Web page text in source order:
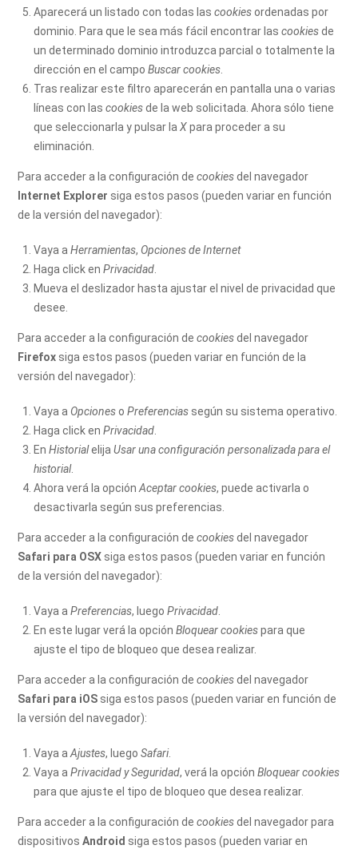
Aparecerá un listado con todas lascookiesordenadas por
dominio. Para que le sea más fácil encontrar lascookiesde
un determinado dominio introduzca parcial o totalmente la
dirección en el campoBuscar cookies
Tras realizar este filtro aparecerán en pantalla una o varias
líneas con lascookiesde la web solicitada. Ahora sólo tiene
que seleccionarla y pulsar laXpara proceder a su
eliminación.
Para acceder a la configuración decookiesdel navegador
Internet Explorer siga estos pasos (pueden variar en función
de la versión del navegador):
Vaya aHerramientas, Opciones de Internet
Haga click enPrivacidad
Mueva el deslizador hasta ajustar el nivel de privacidad que
desee.
Para acceder a la configuración decookiesdel navegador
Firefox siga estos pasos (pueden variar en función de la
versión del navegador):
Vaya a OpcionesoPreferencias según su sistema operativo.
Haga click enPrivacidad
EnHistorialelijaUsar una configuración personalizada para el
historial.
Ahora verá la opciónAceptar cookies, puede activarla o
desactivarla según sus preferencias.
Para acceder a la configuración decookiesdel navegador
Safari para OSX siga estos pasos (pueden variar en función
de la versión del navegador):
Vaya aPreferencias, luegoPrivacidad
En este lugar verá la opciónBloquear cookiespara que
ajuste el tipo de bloqueo que desea realizar.
Para acceder a la configuración decookiesdel navegador
Safari para iOS siga estos pasos (pueden variar en función de
la versión del navegador):
Vaya aAjustes, luegoSafari
Vaya aPrivacidad y Seguridad, verá la opciónBloquear cookies
para que ajuste el tipo de bloqueo que desea realizar.
Para acceder a la configuración decookiesdel navegador para
dispositivosAndroid siga estos pasos (pueden variar en